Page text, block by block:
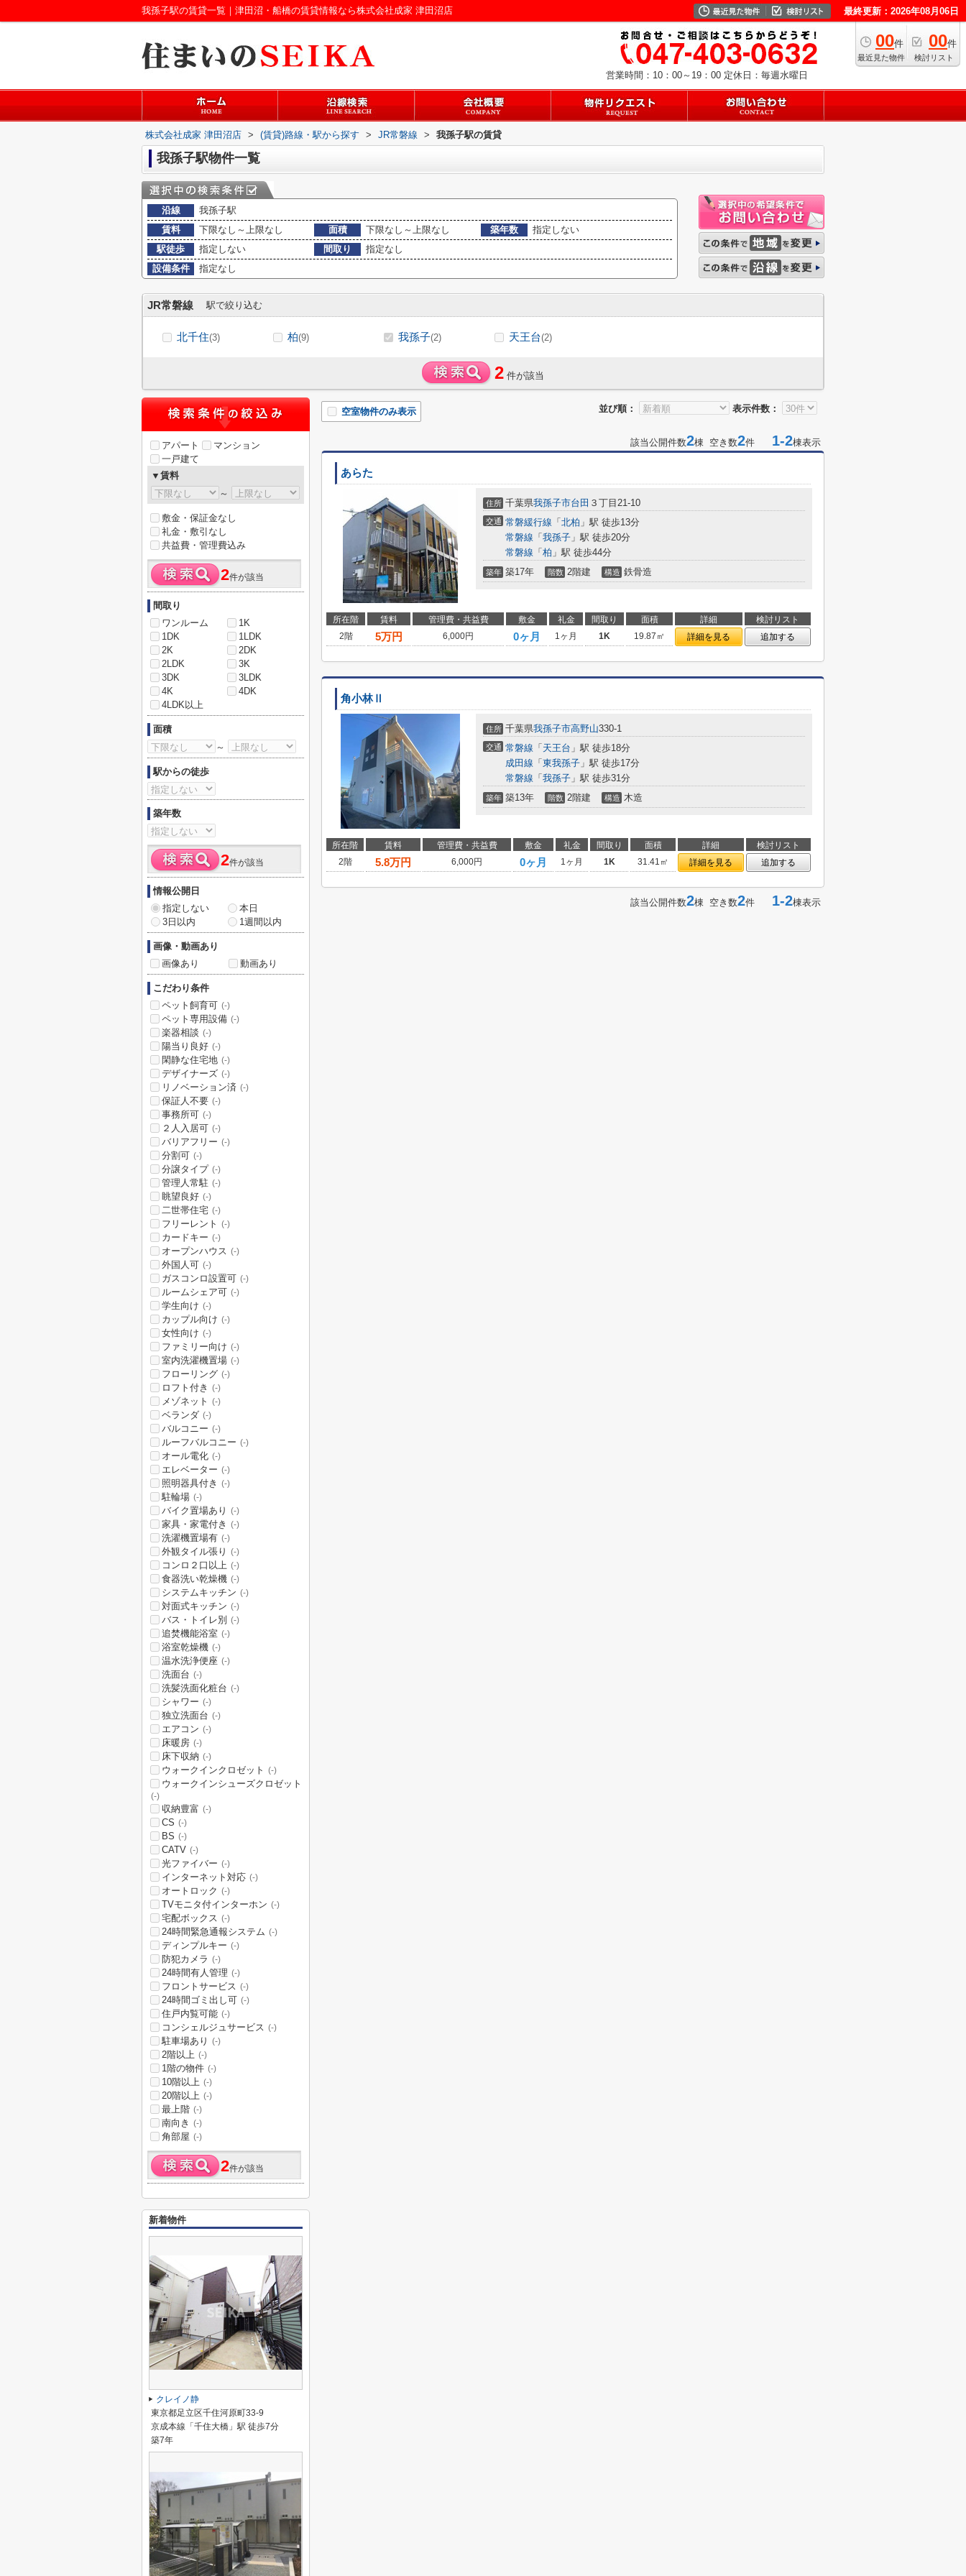
我孫子駅の賃貸一覧｜津田沼・船橋の賃貸情報なら株式会社成家 津田沼店 最終更新：2026年08月06日
00件
最近見た物件
00件
検討リスト
営業時間：10：00～19：00 定休日：毎週水曜日
株式会社成家 津田沼店 > (賃貸)路線・駅から探す > JR常磐線 > 我孫子駅の賃貸
我孫子駅物件一覧
沿線
我孫子駅
賃料
下限なし～上限なし 面積 下限なし～上限なし 築年数
指定しない
駅徒歩
指定しない 間取り
指定なし
設備条件
指定なし
JR常磐線 駅で絞り込む
北千住(3) 柏(9) 我孫子(2) 天王台(2)
2 件が該当
並び順： 表示件数：
空室物件のみ表示
該当公開件数2棟 空き数2件 1-2棟表示
あらた
住所 千葉県我孫子市台田 ３丁目21-10
交通 常磐緩行線 「 北柏 」駅 徒歩13分
常磐線 「 我孫子 」駅 徒歩20分
常磐線 「 柏 」駅 徒歩44分
築年 築17年 階数 2階建 構造 鉄骨造
所在階 賃料 管理費・共益費 敷金 礼金 間取り 面積 詳細
検討リスト
2階
5万円 6,000円 0ヶ月 1ヶ月 1K 19.87㎡ 詳細を見る 追加する
角小林Ⅱ
住所 千葉県我孫子市高野山330-1
交通 常磐線 「 天王台 」駅 徒歩18分
成田線 「 東我孫子 」駅 徒歩17分
常磐線 「 我孫子 」駅 徒歩31分
築年 築13年 階数 2階建 構造 木造
所在階 賃料 管理費・共益費 敷金 礼金 間取り 面積 詳細
検討リスト
2階
5.8万円 6,000円 0ヶ月 1ヶ月 1K 31.41㎡ 詳細を見る 追加する
該当公開件数2棟 空き数2件 1-2棟表示
アパート
マンション
一戸建て
▼賃料
～
敷金・保証金なし
礼金・敷引なし
共益費・管理費込み
2件が該当
間取り
ワンルーム
1K
1DK
1LDK
2K
2DK
2LDK
3K
3DK
3LDK
4K
4DK
4LDK以上
面積
～
駅からの徒歩
築年数
2件が該当
情報公開日
指定しない
本日
3日以内
1週間以内
画像・動画あり
画像あり
動画あり
こだわり条件
ペット飼育可 (-)
ペット専用設備 (-)
楽器相談 (-)
陽当り良好 (-)
閑静な住宅地 (-)
デザイナーズ (-)
リノベーション済 (-)
保証人不要 (-)
事務所可 (-)
２人入居可 (-)
バリアフリー (-)
分割可 (-)
分譲タイプ (-)
管理人常駐 (-)
眺望良好 (-)
二世帯住宅 (-)
フリーレント (-)
カードキー (-)
オープンハウス (-)
外国人可 (-)
ガスコンロ設置可 (-)
ルームシェア可 (-)
学生向け (-)
カップル向け (-)
女性向け (-)
ファミリー向け (-)
室内洗濯機置場 (-)
フローリング (-)
ロフト付き (-)
メゾネット (-)
ベランダ (-)
バルコニー (-)
ルーフバルコニー (-)
オール電化 (-)
エレベーター (-)
照明器具付き (-)
駐輪場 (-)
バイク置場あり (-)
家具・家電付き (-)
洗濯機置場有 (-)
外観タイル張り (-)
コンロ２口以上 (-)
食器洗い乾燥機 (-)
システムキッチン (-)
対面式キッチン (-)
バス・トイレ別 (-)
追焚機能浴室 (-)
浴室乾燥機 (-)
温水洗浄便座 (-)
洗面台 (-)
洗髪洗面化粧台 (-)
シャワー (-)
独立洗面台 (-)
エアコン (-)
床暖房 (-)
床下収納 (-)
ウォークインクロゼット (-)
ウォークインシューズクロゼット
(-)
収納豊富 (-)
CS (-)
BS (-)
CATV (-)
光ファイバー (-)
インターネット対応 (-)
オートロック (-)
TVモニタ付インターホン (-)
宅配ボックス (-)
24時間緊急通報システム (-)
ディンプルキー (-)
防犯カメラ (-)
24時間有人管理 (-)
フロントサービス (-)
24時間ゴミ出し可 (-)
住戸内覧可能 (-)
コンシェルジュサービス (-)
駐車場あり (-)
2階以上 (-)
1階の物件 (-)
10階以上 (-)
20階以上 (-)
最上階 (-)
南向き (-)
角部屋 (-)
2件が該当
新着物件
クレイノ静
東京都足立区千住河原町33-9
京成本線「千住大橋」駅 徒歩7分
築7年